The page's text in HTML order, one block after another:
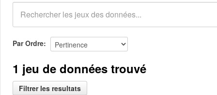
Par Ordre
1 jeu de données trouvé
Filtrer les resultats